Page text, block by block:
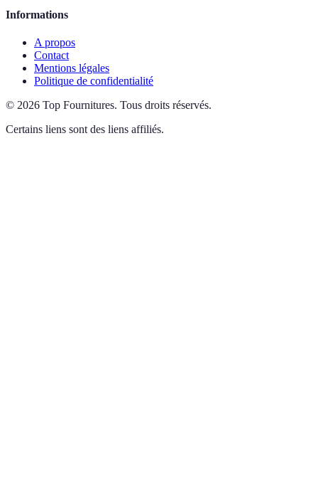
Informations
A propos
Contact
Mentions légales
Politique de confidentialité
© 2026 Top Fournitures. Tous droits réservés.
Certains liens sont des liens affiliés.